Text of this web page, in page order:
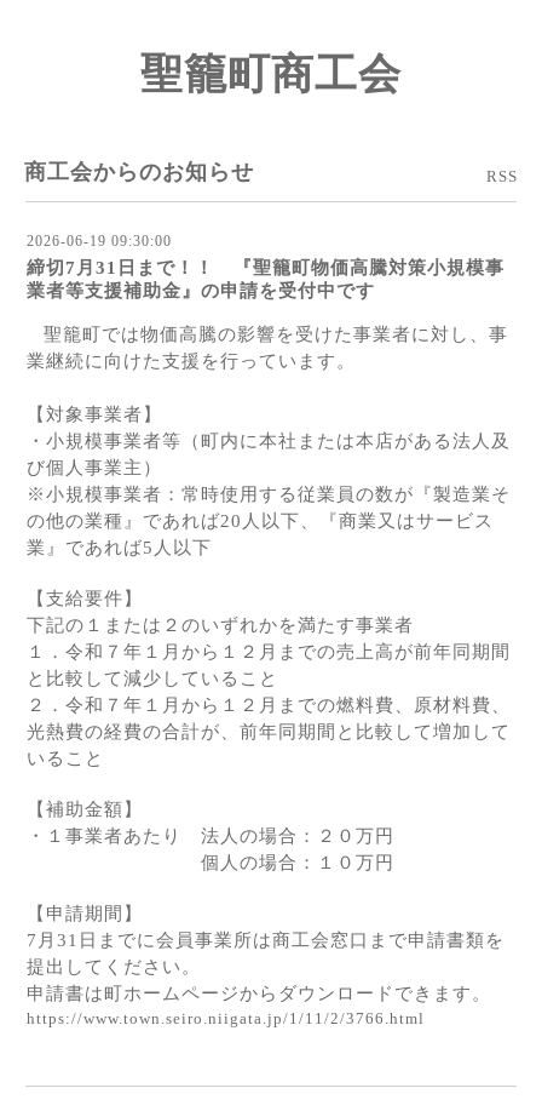
聖籠町商工会
商工会からのお知らせ RSS
2026-06-19 09:30:00
締切7月31日まで！！ 『聖籠町物価高騰対策小規模事
業者等支援補助金』の申請を受付中です
聖籠町では物価高騰の影響を受けた事業者に対し、事
業継続に向けた支援を行っています。
【対象事業者】
・小規模事業者等（町内に本社または本店があ る法人及
び個人事業主）
※小規模事業者：常時使用する従業員の数が『製造業そ
の他の業種』であれば20人以下、
『商業又はサービス
業』であれば5人以下
【支給要件】
下記の１または２のいずれかを満たす事業者
１．令和７年１月から１２月までの売上高が前年同期間
と比較して減少していること
２．令和７年１月から１２月までの燃料費、原材料費、
光熱費の経費の合計が、前年同期 間と比較して増加して
いること
【補助金額】
・１事業者あたり 法人の場合：２０万円
個人の場合：１０万円
【申請期間】
7 月 31 日までに会員事業所は商工会窓口まで申請書類を
提出してください。
申請書は町ホームページからダウンロードできます。
https://www.town.seiro.niigata.jp/1/11/2/3766.html